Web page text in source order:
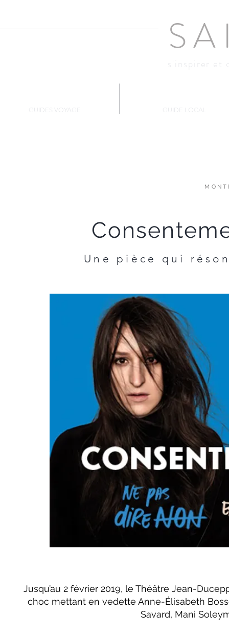
GUIDE LOCAL
GUIDES VOYAGE
Une pièce qui
Jusqu’au 2 février 2019, le Théâtre Jean-
choc mettant en vedette Anne-Élisabeth
Savard, Mani